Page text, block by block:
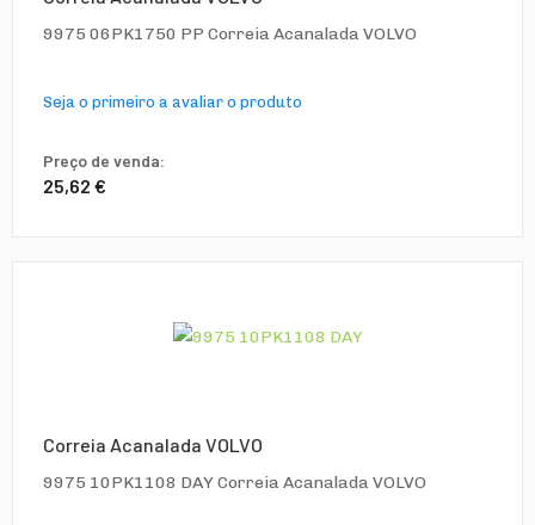
9975 06PK1750 PP Correia Acanalada VOLVO
Seja o primeiro a avaliar o produto
Preço de venda:
25,62 €
Correia Acanalada VOLVO
9975 10PK1108 DAY Correia Acanalada VOLVO